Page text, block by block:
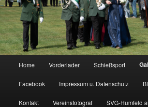
Home Vorderlader Schießsport
Facebook Impressum u. Datenschutz
Kontakt Vereinsfotograf SVG-Humfeld